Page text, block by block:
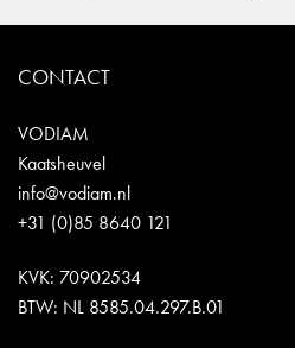
CONTACT
VODIAM
Kaatsheuvel
info@vodiam.nl
+31 (0)85 8640 121
KVK: 70902534
BTW: NL 8585.04.297.B.01